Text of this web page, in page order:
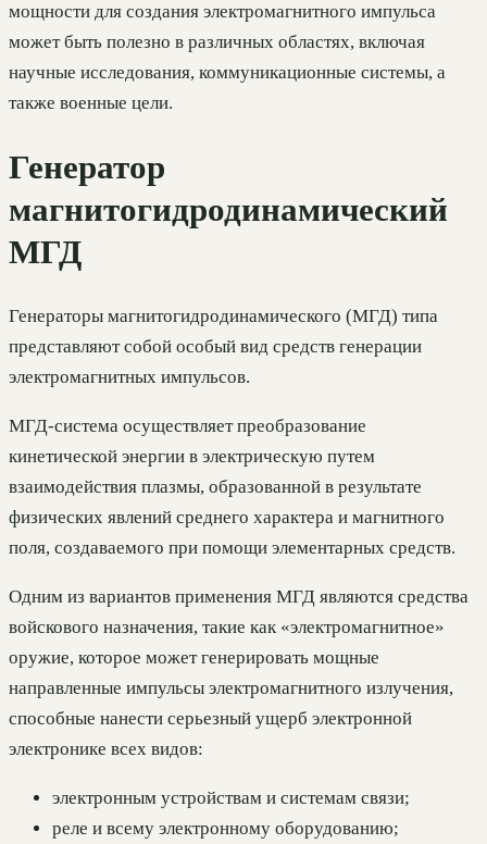
мощности для создания электромагнитного импульса
может быть полезно в различных областях, включая
научные исследования, коммуникационные системы, а
также военные цели.
Генератор
магнитогидродинамический
МГД
Генераторы магнитогидродинамического (МГД) типа
представляют собой особый вид средств генерации
электромагнитных импульсов.
МГД-система осуществляет преобразование
кинетической энергии в электрическую путем
взаимодействия плазмы, образованной в результате
физических явлений среднего характера и магнитного
поля, создаваемого при помощи элементарных средств.
Одним из вариантов применения МГД являются средства
войскового назначения, такие как «электромагнитное»
оружие, которое может генерировать мощные
направленные импульсы электромагнитного излучения,
способные нанести серьезный ущерб электронной
электронике всех видов:
электронным устройствам и системам связи;
реле и всему электронному оборудованию;